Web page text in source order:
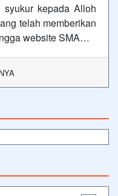
syukur kepada Alloh
telah memberikan
website SMA…